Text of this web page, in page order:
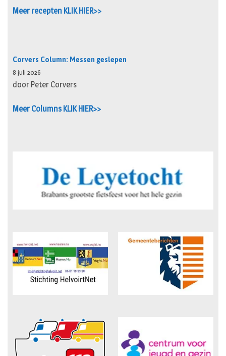
Meer recepten KLIK HIER>>
Corvers Column: Messen geslepen
8 juli 2026
door Peter Corvers
Meer Columns KLIK HIER>>